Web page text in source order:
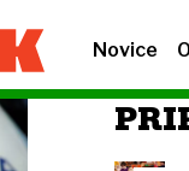
Novice